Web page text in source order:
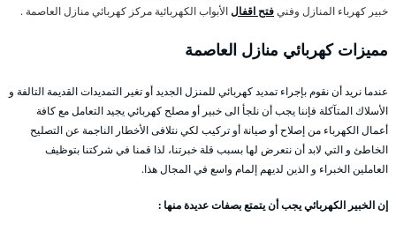
خبير كهرباء المنازل وفنيفتح اقفالالأبواب الكهربائية مركز كهربائي منازل العاصمة .
مميزات كهربائي منازل العاصمة
عندما نريد أن نقوم بإجراء تمديد كهربائي للمنزل الجديد أو تغير التمديدات القديمة التالفة و
الأسلاك المتآكلة فإننا يجب أن نلجأ الى خبير أو مصلح كهربائي يجيد التعامل مع كافة
أعمال الكهرباء من إصلاح أو صيانة أو تركيب لكي نتلافى الأخطار الناجمة عن التصليح
الخاطئ و التي لابد أن نتعرض لها بسبب قلة خبرتنا، لذا قمنا في شركتنا بتوظيف
العاملين الخبراء و الذين لديهم إلمام واسع في المجال هذا.
إن الخبير الكهربائي يجب أن يتمتع بصفات عديدة منها :